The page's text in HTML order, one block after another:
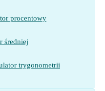
procentowy
średniej
trygonometrii